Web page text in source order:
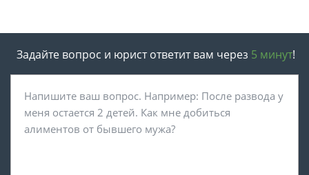
Задайте вопрос и юрист ответит вам через 5 минут!